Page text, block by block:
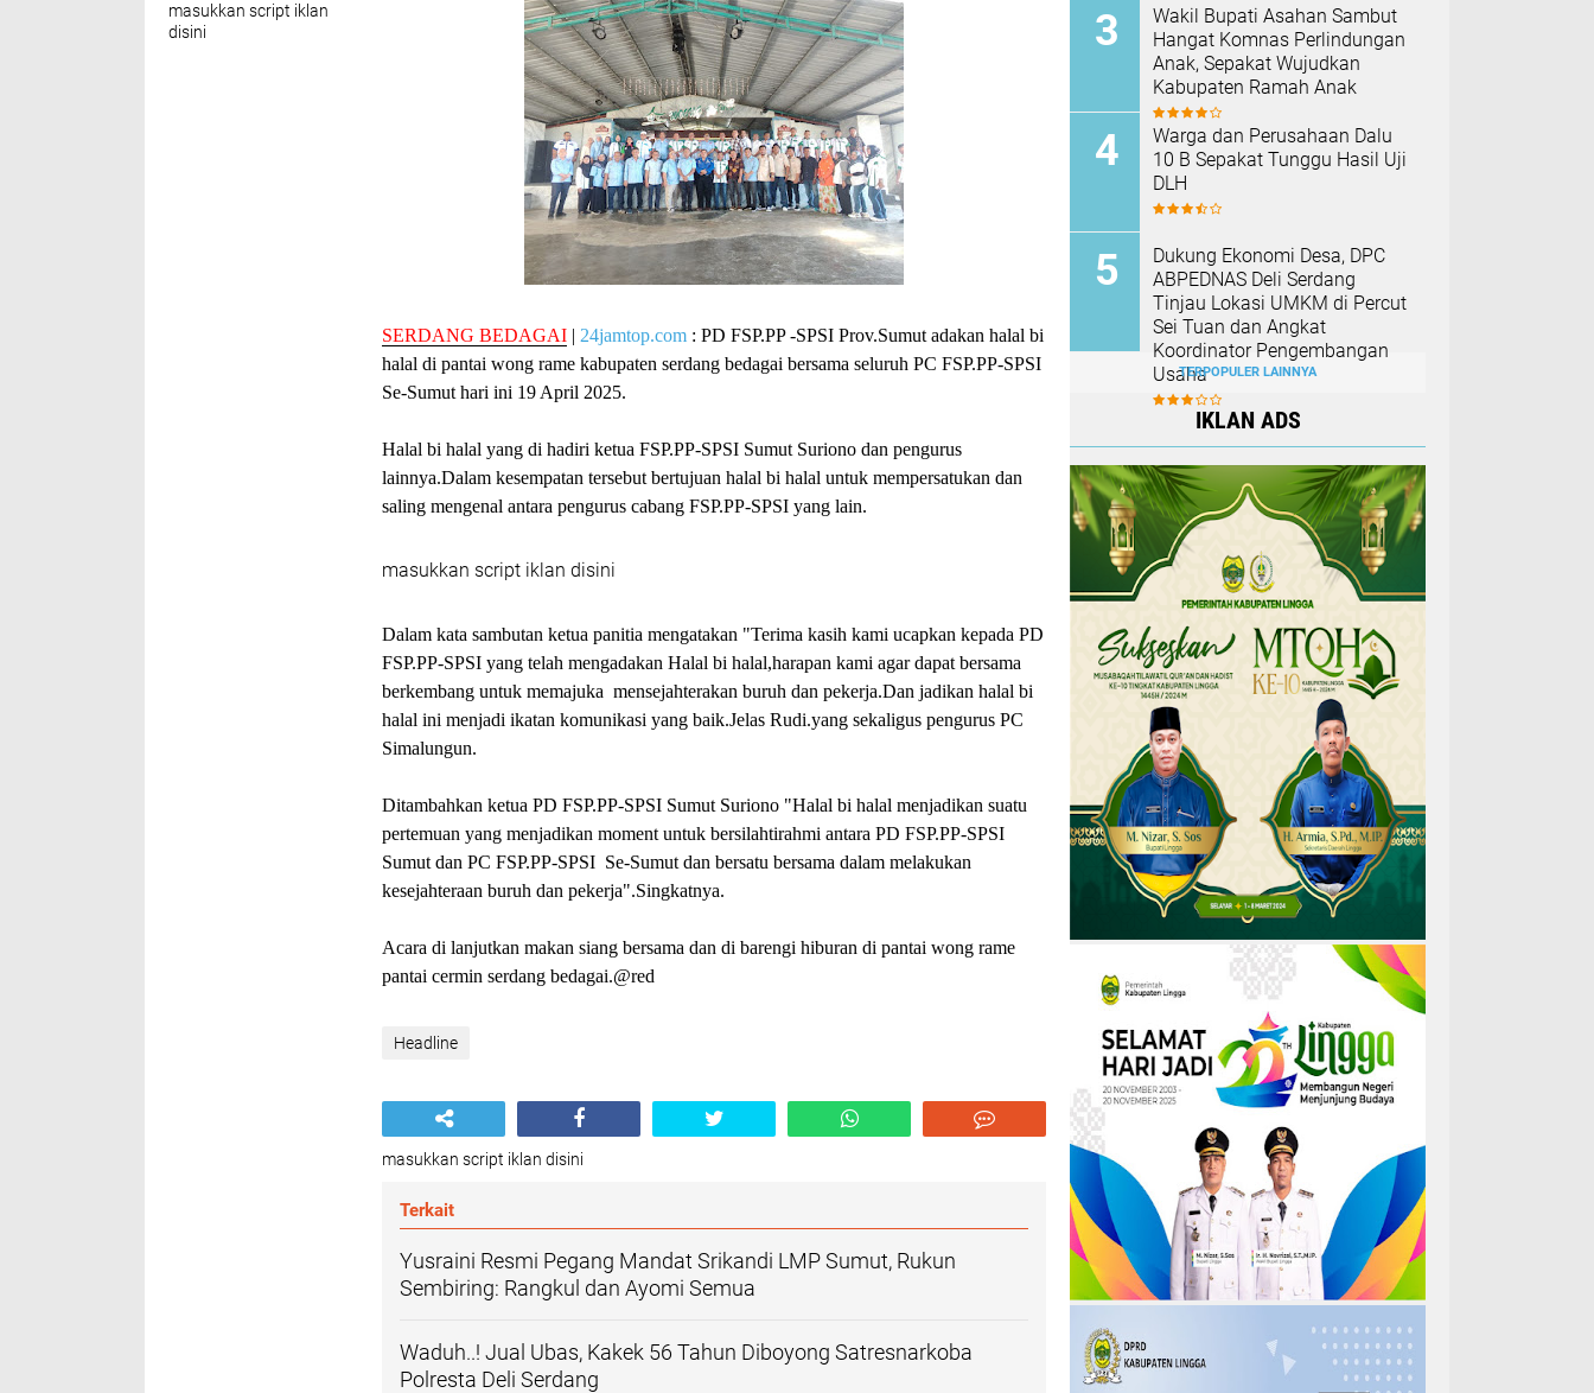
masukkan script iklan
disini
SERDANG BEDAGAI | 24jamtop.com : PD FSP.PP -SPSI Prov.Sumut adakan halal bi
halal di pantai wong rame kabupaten serdang bedagai bersama seluruh PC FSP.PP-SPSI
Se-Sumut hari ini 19 April 2025.
Halal bi halal yang di hadiri ketua FSP.PP-SPSI Sumut Suriono dan pengurus
lainnya.Dalam kesempatan tersebut bertujuan halal bi halal untuk mempersatukan dan
saling mengenal antara pengurus cabang FSP.PP-SPSI yang lain.
masukkan script iklan disini
Dalam kata sambutan ketua panitia mengatakan "Terima kasih kami ucapkan kepada PD
FSP.PP-SPSI yang telah mengadakan Halal bi halal,harapan kami agar dapat bersama
berkembang untuk memajuka mensejahterakan buruh dan pekerja.Dan jadikan halal bi
halal ini menjadi ikatan komunikasi yang baik.Jelas Rudi.yang sekaligus pengurus PC
Simalungun.
Ditambahkan ketua PD FSP.PP-SPSI Sumut Suriono "Halal bi halal menjadikan suatu
pertemuan yang menjadikan moment untuk bersilahtirahmi antara PD FSP.PP-SPSI
Sumut dan PC FSP.PP-SPSI Se-Sumut dan bersatu bersama dalam melakukan
kesejahteraan buruh dan pekerja".Singkatnya.
Acara di lanjutkan makan siang bersama dan di barengi hiburan di pantai wong rame
pantai cermin serdang bedagai.@red
Headline
masukkan script iklan disini
Terkait
Yusraini Resmi Pegang Mandat Srikandi LMP Sumut, Rukun
Sembiring: Rangkul dan Ayomi Semua
Waduh..! Jual Ubas, Kakek 56 Tahun Diboyong Satresnarkoba
Polresta Deli Serdang
Wakil Bupati Asahan Sambut
Hangat Komnas Perlindungan
Anak, Sepakat Wujudkan
Kabupaten Ramah Anak
Warga dan Perusahaan Dalu
10 B Sepakat Tunggu Hasil Uji
DLH
Dukung Ekonomi Desa, DPC
ABPEDNAS Deli Serdang
Tinjau Lokasi UMKM di Percut
Sei Tuan dan Angkat
Koordinator Pengembangan
UsahaTERPOPULER LAINNYA
IKLAN ADS